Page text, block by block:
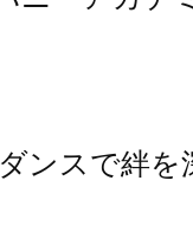
ンスで絆を